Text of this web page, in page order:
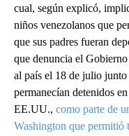
cual, según explicó,
niños venezolanos que
que sus padres fueran
que denuncia el
al país el 18 de julio
permanecían detenidos
EE.UU., como parte de
Washington que permitió